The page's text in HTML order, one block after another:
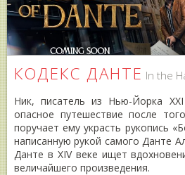
КОДЕКС ДАНТЕ In the
Ник, писатель из Нью-Йорка
опасное путешествие после
поручает ему украсть рукопись
написанную рукой самого Данте
Данте в XIV веке ищет
величайшего произведения.